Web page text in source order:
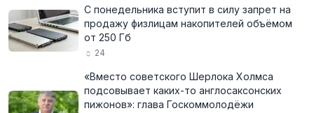
С понедельника вступит в силу запрет на
продажу физлицам накопителей объёмом
от 250 Гб
24
«Вместо советского Шерлока Холмса
подсовывает каких-то англосаксонских
пижонов»: глава Госкоммолодёжи